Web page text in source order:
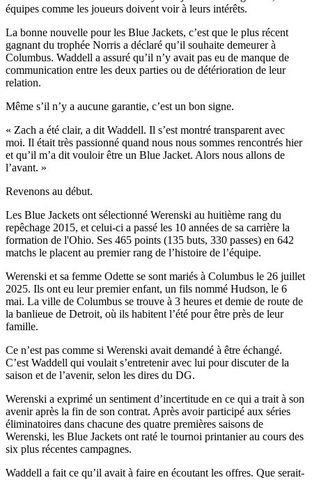
équipes comme les joueurs doivent voir à leurs intérêts.
La bonne nouvelle pour les Blue Jackets, c’est que le plus récent
gagnant du trophée Norris a déclaré qu’il souhaite demeurer à
Columbus. Waddell a assuré qu’il n’y avait pas eu de manque de
communication entre les deux parties ou de détérioration de leur
relation.
Même s’il n’y a aucune garantie, c’est un bon signe.
« Zach a été clair, a dit Waddell. Il s’est montré transparent avec
moi. Il était très passionné quand nous nous sommes rencontrés hier
et qu’il m’a dit vouloir être un Blue Jacket. Alors nous allons de
l’avant. »
Revenons au début.
Les Blue Jackets ont sélectionné Werenski au huitième rang du
repêchage 2015, et celui-ci a passé les 10 années de sa carrière la
formation de l'Ohio. Ses 465 points (135 buts, 330 passes) en 642
matchs le placent au premier rang de l’histoire de l’équipe.
Werenski et sa femme Odette se sont mariés à Columbus le 26 juillet
2025. Ils ont eu leur premier enfant, un fils nommé Hudson, le 6
mai. La ville de Columbus se trouve à 3 heures et demie de route de
la banlieue de Detroit, où ils habitent l’été pour être près de leur
famille.
Ce n’est pas comme si Werenski avait demandé à être échangé.
C’est Waddell qui voulait s’entretenir avec lui pour discuter de la
saison et de l’avenir, selon les dires du DG.
Werenski a exprimé un sentiment d’incertitude en ce qui a trait à son
avenir après la fin de son contrat. Après avoir participé aux séries
éliminatoires dans chacune des quatre premières saisons de
Werenski, les Blue Jackets ont raté le tournoi printanier au cours des
six plus récentes campagnes.
Waddell a fait ce qu’il avait à faire en écoutant les offres. Que serait-